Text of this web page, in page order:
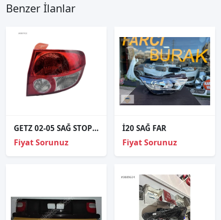
Benzer İlanlar
GETZ 02-05 SAĞ STOP - 92402-1C000
Fiyat Sorunuz
İ20 SAĞ FAR
Fiyat Sorunuz